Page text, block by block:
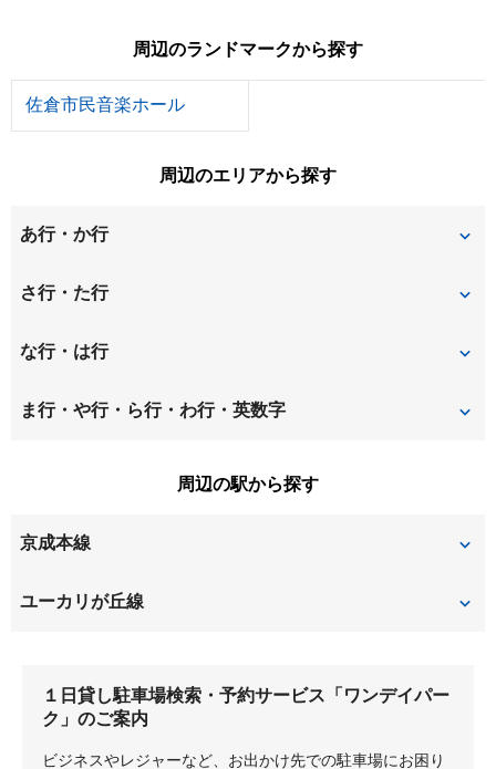
周辺のランドマークから探す
佐倉市民音楽ホール
周辺のエリアから探す
あ行・か行
青菅
井野
さ行・た行
上座
な行・は行
中志津 西ユーカリが丘
ま行・や行・ら行・わ行・英数字
周辺の駅から探す
京成本線
ユーカリが丘
ユーカリが丘線
井野 公園
地区センター 女子大
１日貸し駐車場検索・予約サービス「ワンデイパー
ク」のご案内
ビジネスやレジャーなど、お出かけ先での駐車場にお困り